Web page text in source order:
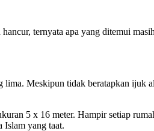
ternyata apa yang ditemui
Meskipun tidak beratapkan ijuk
5 x 16 meter. Hampir setiap
Islam yang taat.